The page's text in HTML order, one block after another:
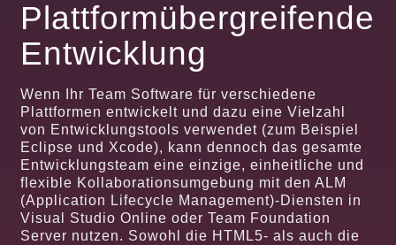
Plattformübergreifende
Entwicklung
Wenn Ihr Team Software für verschiedene
Plattformen entwickelt und dazu eine Vielzahl
von Entwicklungstools verwendet (zum Beispiel
Eclipse und Xcode), kann dennoch das gesamte
Entwicklungsteam eine einzige, einheitliche und
flexible Kollaborationsumgebung mit den ALM
(Application Lifecycle Management)-Diensten in
Visual Studio Online oder Team Foundation
Server nutzen. Sowohl die HTML5- als auch die